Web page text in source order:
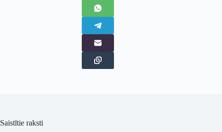
Saistītie raksti